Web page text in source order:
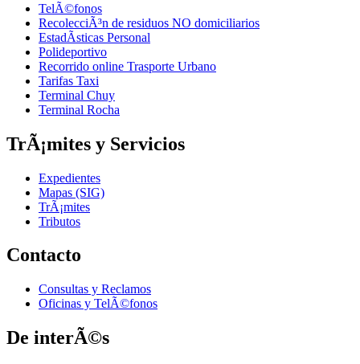
TelÃ©fonos
RecolecciÃ³n de residuos NO domiciliarios
EstadÃ­sticas Personal
Polideportivo
Recorrido online Trasporte Urbano
Tarifas Taxi
Terminal Chuy
Terminal Rocha
TrÃ¡mites y Servicios
Expedientes
Mapas (SIG)
TrÃ¡mites
Tributos
Contacto
Consultas y Reclamos
Oficinas y TelÃ©fonos
De interÃ©s